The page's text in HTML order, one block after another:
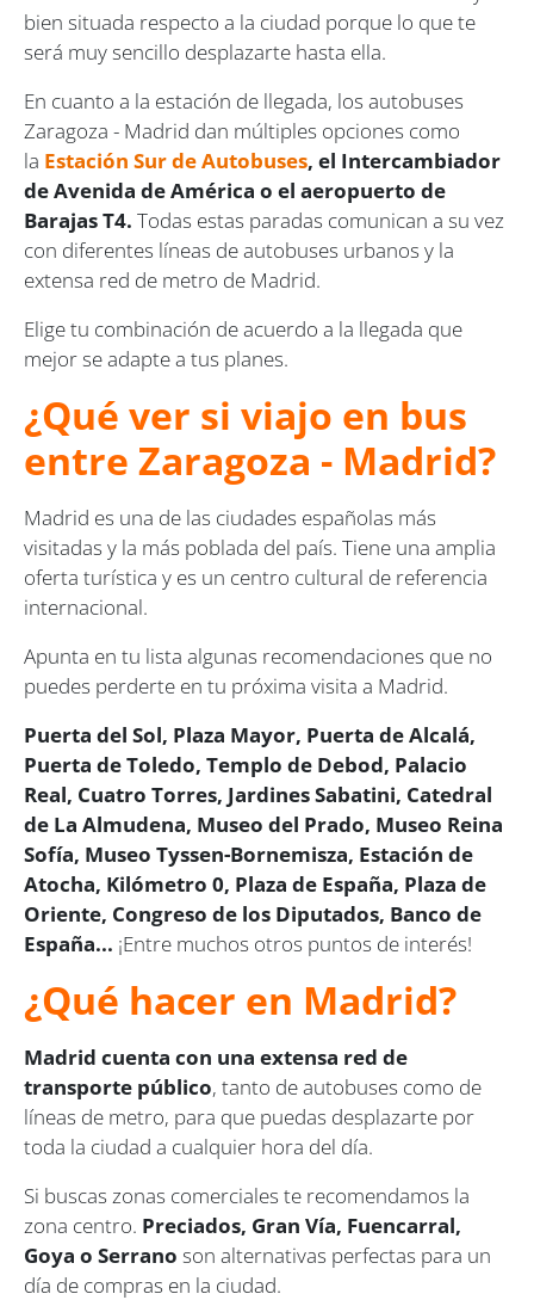
bien situada respecto a la ciudad porque lo que te
será muy sencillo desplazarte hasta ella.
En cuanto a la estación de llegada, los autobuses
Zaragoza - Madrid dan múltiples opciones como
la Estación Sur de Autobuses, el Intercambiador
de Avenida de América o el aeropuerto de
Barajas T4. Todas estas paradas comunican a su vez
con diferentes líneas de autobuses urbanos y la
extensa red de metro de Madrid.
Elige tu combinación de acuerdo a la llegada que
mejor se adapte a tus planes.
¿Qué ver si viajo en bus
entre Zaragoza - Madrid?
Madrid es una de las ciudades españolas más
visitadas y la más poblada del país. Tiene una amplia
oferta turística y es un centro cultural de referencia
internacional.
Apunta en tu lista algunas recomendaciones que no
puedes perderte en tu próxima visita a Madrid.
Puerta del Sol, Plaza Mayor, Puerta de Alcalá,
Puerta de Toledo, Templo de Debod, Palacio
Real, Cuatro Torres, Jardines Sabatini, Catedral
de La Almudena, Museo del Prado, Museo Reina
Sofía, Museo Tyssen-Bornemisza, Estación de
Atocha, Kilómetro 0, Plaza de España, Plaza de
Oriente, Congreso de los Diputados, Banco de
España... ¡Entre muchos otros puntos de interés!
¿Qué hacer en Madrid?
Madrid cuenta con una extensa red de
transporte público, tanto de autobuses como de
líneas de metro, para que puedas desplazarte por
toda la ciudad a cualquier hora del día.
Si buscas zonas comerciales te recomendamos la
zona centro. Preciados, Gran Vía, Fuencarral,
Goya o Serrano son alternativas perfectas para un
día de compras en la ciudad.